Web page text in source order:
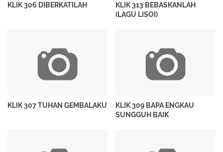
KLIK 306 DIBERKATILAH
KLIK 313 BEBASKANLAH
(LAGU LISOI)
KLIK 307 TUHAN GEMBALAKU
KLIK 309 BAPA ENGKAU
SUNGGUH BAIK